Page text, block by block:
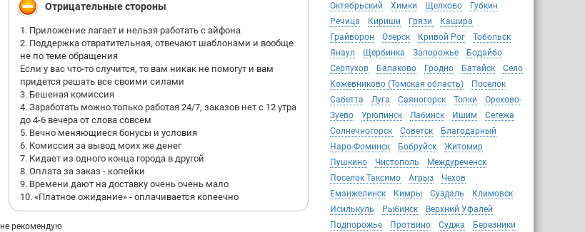
Октябрьский
Химки Щелково
Губкин
Речица
Кириши Грязи
Кашира
Грайворон
Озерск Кривой Рог
Тобольск
Янаул
Щербинка Запорожье
Бодайбо
Серпухов
Балаково Гродно Батайск
Село
Кожевниково (Томская область)
Поселок
Сабетта
Луга Саяногорск Топки
Орехово-
Зуево
Урюпинск Лабинск Ишим
Сегежа
Солнечногорск
Советск
Благодарный
Наро-Фоминск
Бобруйск
Житомир
Пушкино
Чистополь
Междуреченск
Поселок Таксимо
Агрыз
Чехов
Еманжелинск
Кимры Суздаль
Климовск
Исилькуль
Рыбинск
Верхний Уфалей
Подпорожье
Протвино Суджа
Березники
Отрицательные стороны
1. Приложение лагает и нельзя работать с айфона
2. Поддержка отвратительная, отвечают шаблонами и вообще
не по теме обращения
Если у вас что-то случится, то вам никак не помогут и вам
придется решать все своими силами
3. Бешеная комиссия
4. Заработать можно только работая 24/7, заказов нет с 12 утра
до 4-6 вечера от слова совсем
5. Вечно меняющиеся бонусы и условия
6. Комиссия за вывод моих же денег
7. Кидает из одного конца города в другой
8. Оплата за заказ - копейки
9. Времени дают на доставку очень очень мало
10. «Платное ожидание» - оплачивается копеечно
не рекомендую